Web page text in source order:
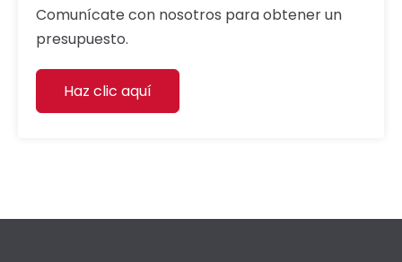
Comunícate con nosotros para obtener un
presupuesto.
Haz clic aquí